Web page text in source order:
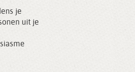
je
uit je